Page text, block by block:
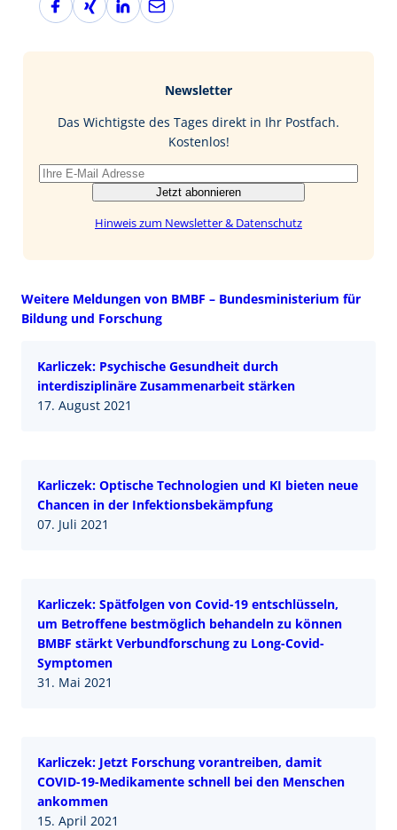
a
i
i
I
-
Newsletter
Das Wichtigste des Tages direkt in Ihr Postfach.
Kostenlos!
Jetzt abonnieren
Hinweis zum Newsletter & Datenschutz
Weitere Meldungen von BMBF – Bundesministerium für
Bildung und Forschung
Karliczek: Psychische Gesundheit durch
interdisziplinäre Zusammenarbeit stärken
17. August 2021
Karliczek: Optische Technologien und KI bieten neue
Chancen in der Infektionsbekämpfung
07. Juli 2021
Karliczek: Spätfolgen von Covid-19 entschlüsseln,
um Betroffene bestmöglich behandeln zu können
BMBF stärkt Verbundforschung zu Long-Covid-
Symptomen
31. Mai 2021
Karliczek: Jetzt Forschung vorantreiben, damit
COVID-19-Medikamente schnell bei den Menschen
ankommen
15. April 2021